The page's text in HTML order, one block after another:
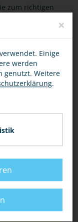
zum richtigen
×
Einige
werden
genutzt. Weitere
.